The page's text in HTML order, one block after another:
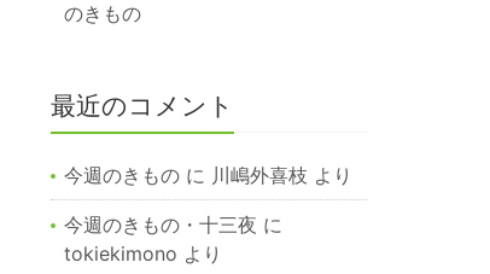
のきもの
最近のコメント
今週のきものに 川嶋外喜枝 より
今週のきもの・十三夜 に
tokiekimono より